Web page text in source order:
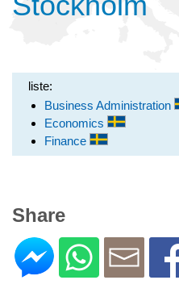
liste:
Business Administration
Economics
Finance
Share